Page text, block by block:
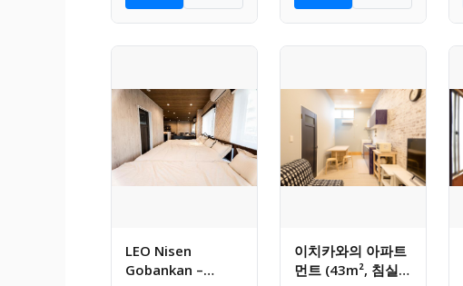
LEO Nisen
Gobankan –
이치카와의 아파트
먼트 (43m², 침실 1